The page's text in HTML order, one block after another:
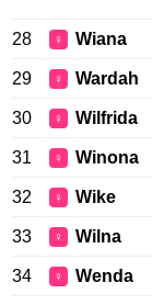
28 ♀ Wiana
29 ♀ Wardah
30 ♀ Wilfrida
31 ♀ Winona
32 ♀ Wike
33 ♀ Wilna
34 ♀ Wenda